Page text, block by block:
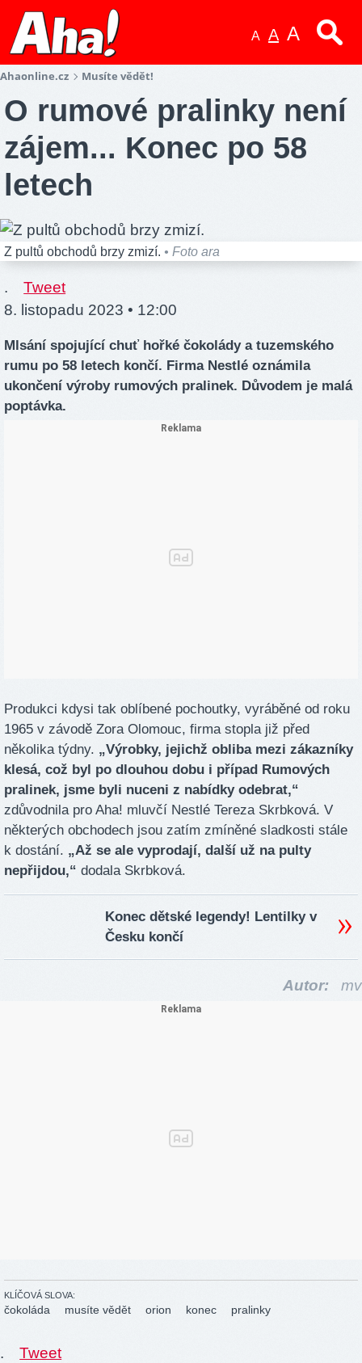
A A A
Ahaonline.cz Musíte vědět!
O rumové pralinky není
zájem... Konec po 58
letech
Z pultů obchodů brzy zmizí. • Foto ara
.
Tweet
8. listopadu 2023 • 12:00
Mlsání spojující chuť hořké čokolády a tuzemského
rumu po 58 letech končí. Firma Nestlé oznámila
ukončení výroby rumových pralinek. Důvodem je malá
poptávka.
Produkci kdysi tak oblíbené pochoutky, vyráběné od roku
1965 v závodě Zora Olomouc, firma stopla již před
několika týdny. „Výrobky, jejichž obliba mezi zákazníky
klesá, což byl po dlouhou dobu i případ Rumových
pralinek, jsme byli nuceni z nabídky odebrat,“
zdůvodnila pro Aha! mluvčí Nestlé Tereza Skrbková. V
některých obchodech jsou zatím zmíněné sladkosti stále
k dostání. „Až se ale vyprodají, další už na pulty
nepřijdou,“ dodala Skrbková.
Konec dětské legendy! Lentilky v
Česku končí
Autor: mv
KLÍČOVÁ SLOVA:
čokoláda musíte vědět orion konec pralinky
. Tweet